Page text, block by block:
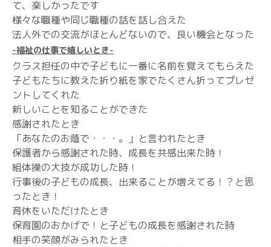
て、楽しかったです
様々な職種や同じ職種の話を話し合えた
法人外での交流がほとんどないので、良い機会となった
-福祉の仕事で嬉しいとき-
クラス担任の中で子どもに一番に名前を覚えてもらえた
子どもたちに教えた折り紙を家でたくさん折ってプレゼ
ントしてくれた
新しいことを知ることができた
感謝されたとき
「あなたのお蔭で・・・。」と言われたとき
保護者から感謝された時、成長を共感出来た時！
組体操の大技が成功した時！
行事後の子どもの成長、出来ることが増えてる！？と思
ったとき！
育休をいただけたとき
保育園のおかげで！と子どもの成長を感謝された時
相手の笑顔がみられたとき